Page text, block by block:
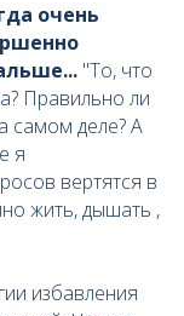
очень
"То, что
Правильно ли
самом деле? А
я
вертятся в
жить, дышать ,
избавления